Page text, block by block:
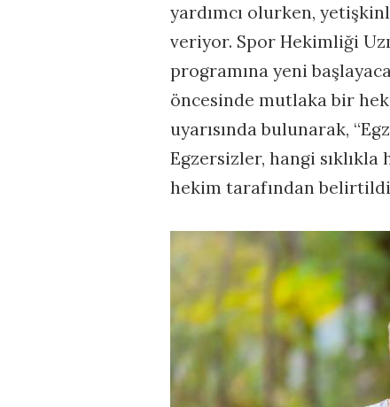
yardımcı olurken,
veriyor. Spor Hekimliği
programına yeni
öncesinde mutlaka bir
uyarısında bulunarak,
Egzersizler, hangi
hekim tarafından